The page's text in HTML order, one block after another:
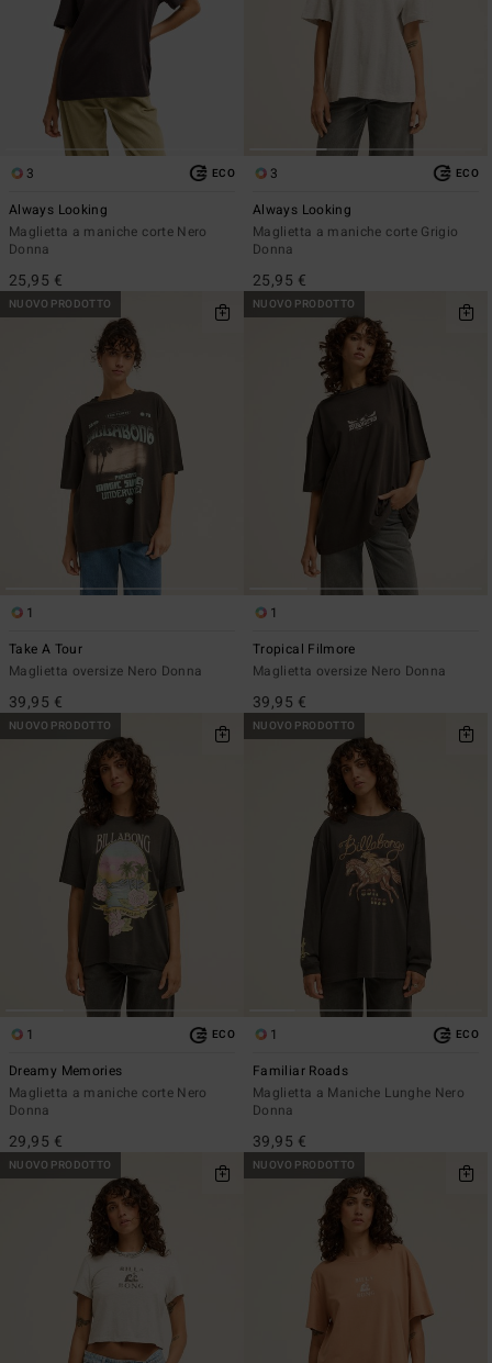
3 ECO
Always Looking
Maglietta a maniche corte Nero
Donna
25,95 €
3 ECO
Always Looking
Maglietta a maniche corte Grigio
Donna
25,95 €
NUOVO PRODOTTO
1
Take A Tour
Maglietta oversize Nero Donna
39,95 €
NUOVO PRODOTTO
1
Tropical Filmore
Maglietta oversize Nero Donna
39,95 €
NUOVO PRODOTTO
1 ECO
Dreamy Memories
Maglietta a maniche corte Nero
Donna
29,95 €
NUOVO PRODOTTO
1 ECO
Familiar Roads
Maglietta a Maniche Lunghe Nero
Donna
39,95 €
NUOVO PRODOTTO NUOVO PRODOTTO